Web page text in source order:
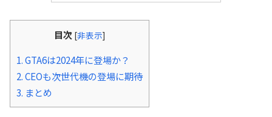
目次 [非表示]
1.GTA6は2024年に登場か？
2.CEOも次世代機の登場に期待
3. まとめ